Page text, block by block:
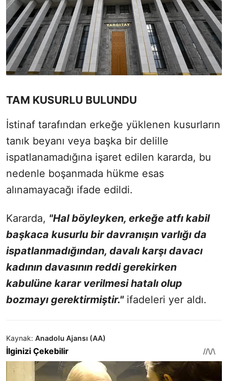
TAM KUSURLU BULUNDU
İstinaf tarafından erkeğe yüklenen kusurların
tanık beyanı veya başka bir delille
ispatlanamadığına işaret edilen kararda, bu
nedenle boşanmada hükme esas
alınamayacağı ifade edildi.
Kararda, "Hal böyleyken, erkeğe atfı kabil
başkaca kusurlu bir davranışın varlığı da
ispatlanmadığından, davalı karşı davacı
kadının davasının reddi gerekirken
kabulüne karar verilmesi hatalı olup
bozmayı gerektirmiştir."ifadeleri yer aldı.
Kaynak: Anadolu Ajansı (AA)